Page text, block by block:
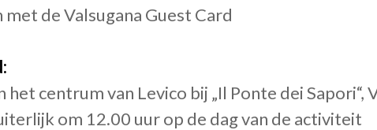
de Valsugana Guest Card
het centrum van Levico bij „Il Ponte dei Sapori“,
om 12.00 uur op de dag van de activiteit